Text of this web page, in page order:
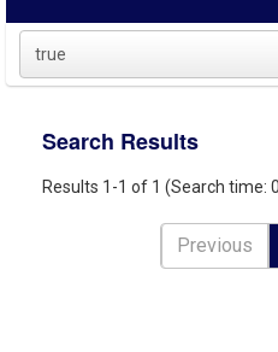
true
Search Results
Results 1-1 of 1 (Search time:
Previous